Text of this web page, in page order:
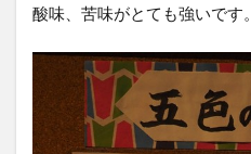
酸味、苦味がとても強いです。